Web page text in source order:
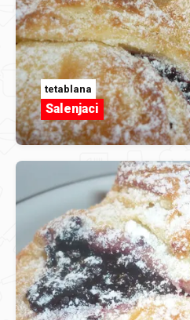
tetablana
Salenjaci